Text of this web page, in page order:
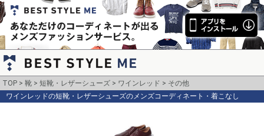
TOP 靴 短靴・レザーシューズ ワインレッド
その他
ワインレッドの短靴・レザーシューズのメンズコーディネート・着こなし